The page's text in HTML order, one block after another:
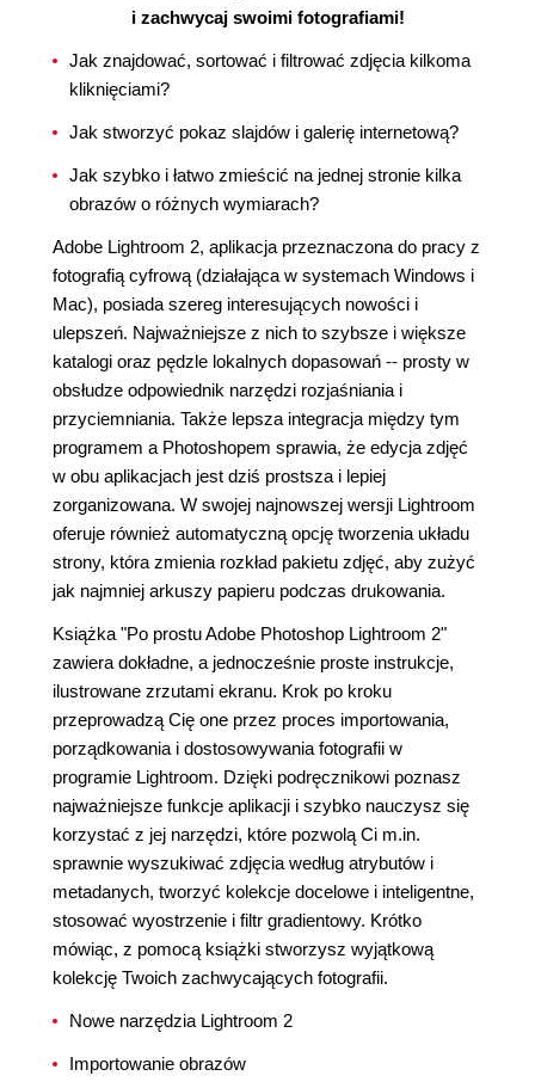
i zachwycaj swoimi fotografiami!
Jak znajdować, sortować i filtrować zdjęcia kilkoma
kliknięciami?
Jak stworzyć pokaz slajdów i galerię internetową?
Jak szybko i łatwo zmieścić na jednej stronie kilka
obrazów o różnych wymiarach?
Adobe Lightroom 2, aplikacja przeznaczona do pracy z
fotografią cyfrową (działająca w systemach Windows i
Mac), posiada szereg interesujących nowości i
ulepszeń. Najważniejsze z nich to szybsze i większe
katalogi oraz pędzle lokalnych dopasowań -- prosty w
obsłudze odpowiednik narzędzi rozjaśniania i
przyciemniania. Także lepsza integracja między tym
programem a Photoshopem sprawia, że edycja zdjęć
w obu aplikacjach jest dziś prostsza i lepiej
zorganizowana. W swojej najnowszej wersji Lightroom
oferuje również automatyczną opcję tworzenia układu
strony, która zmienia rozkład pakietu zdjęć, aby zużyć
jak najmniej arkuszy papieru podczas drukowania.
Książka "Po prostu Adobe Photoshop Lightroom 2"
zawiera dokładne, a jednocześnie proste instrukcje,
ilustrowane zrzutami ekranu. Krok po kroku
przeprowadzą Cię one przez proces importowania,
porządkowania i dostosowywania fotografii w
programie Lightroom. Dzięki podręcznikowi poznasz
najważniejsze funkcje aplikacji i szybko nauczysz się
korzystać z jej narzędzi, które pozwolą Ci m.in.
sprawnie wyszukiwać zdjęcia według atrybutów i
metadanych, tworzyć kolekcje docelowe i inteligentne,
stosować wyostrzenie i filtr gradientowy. Krótko
mówiąc, z pomocą książki stworzysz wyjątkową
kolekcję Twoich zachwycających fotografii.
Nowe narzędzia Lightroom 2
Importowanie obrazów